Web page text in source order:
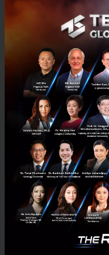
Aspire หนึ่งใน
32.5 ล้านเหรียญ
โดยในเอเชียตะวันออกเฉีย
เครดิตและบริการชําระเงิน
การระดมทุนระดับ Series A
สิงหาคม 1, 2019| ByTechsauce
420
News Aspire Hummingbird